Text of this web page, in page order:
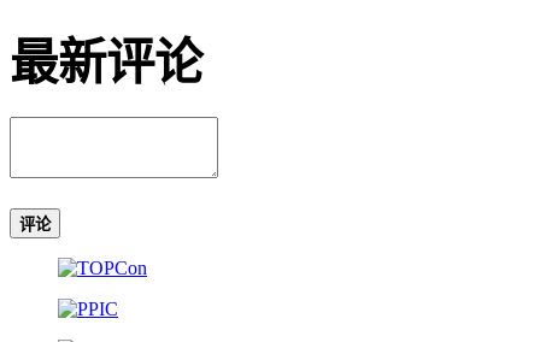
最新评论
评论